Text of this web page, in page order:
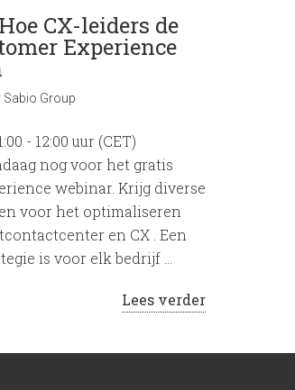
CX-leiders de
Experience
Sabio Group
- 12:00 uur (CET)
nog voor het gratis
webinar. Krijg diverse
voor het optimaliseren
en CX . Een
is voor elk bedrijf …
Lees verder